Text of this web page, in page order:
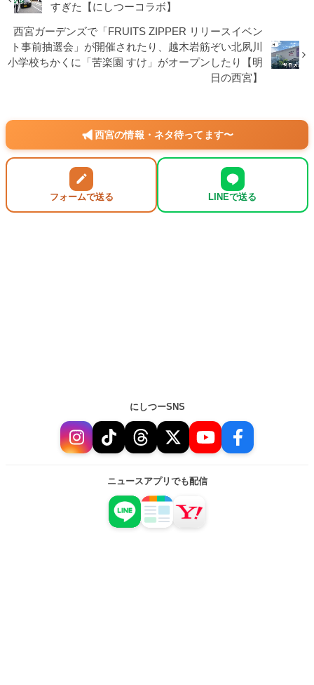
すぎた【にしつーコラボ】
西宮ガーデンズで「FRUITS ZIPPER リリースイベン
ト事前抽選会」が開催されたり、越木岩筋ぞい北夙川
小学校ちかくに「苦楽園 すけ」がオープンしたり【明
日の西宮】
西宮の情報・ネタ待ってます〜
フォームで送る LINEで送る
にしつーSNS
ニュースアプリでも配信